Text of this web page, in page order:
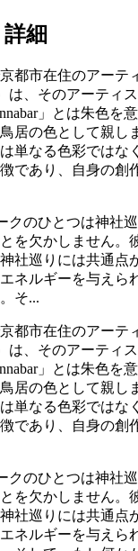
細
都市在住のアーテ
は、そのアーティ
」とは朱色を
居の色として親し
単なる色彩ではな
であり、自身の創
クのひとつは神社
を欠かしません。
社巡りには共通点
ネルギーを与えら
そ...
都市在住のアーテ
は、そのアーティ
」とは朱色を
居の色として親し
単なる色彩ではな
であり、自身の創
クのひとつは神社
を欠かしません。
社巡りには共通点
ネルギーを与えら